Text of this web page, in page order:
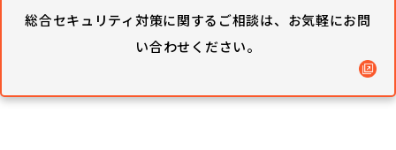
総合セキュリティ対策に関するご相談は、 お気軽にお問
い合わせください。